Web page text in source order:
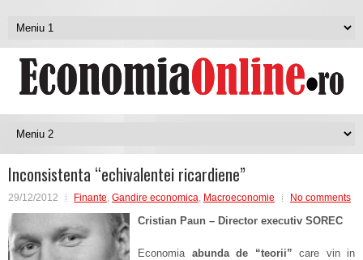
Inconsistenta “echivalentei ricardiene”
29/12/2012 Finante, Gandire economica, Macroeconomie No comments
Cristian Paun – Director executiv SOREC
Economia abunda de “teorii” care vin in